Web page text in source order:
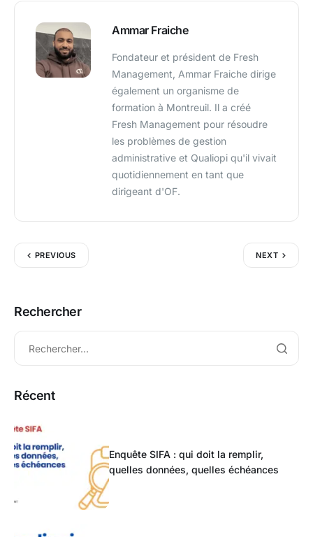
Ammar Fraiche
Fondateur et président de Fresh
Management, Ammar Fraiche dirige
également un organisme de
formation à Montreuil. Il a créé
Fresh Management pour résoudre
les problèmes de gestion
administrative et Qualiopi qu'il vivait
quotidiennement en tant que
dirigeant d'OF.
PREVIOUS NEXT
Rechercher
Récent
Enquête SIFA : qui doit la remplir,
quelles données, quelles échéances